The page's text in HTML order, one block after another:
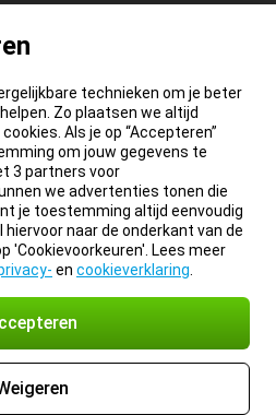
technieken om je beter
Zo plaatsen we altijd
Als je op “Accepteren”
om jouw gegevens te
3 partners voor
we advertenties tonen die
je toestemming altijd eenvoudig
naar de onderkant van de
'Cookievoorkeuren'. Lees meer
en cookieverklaring